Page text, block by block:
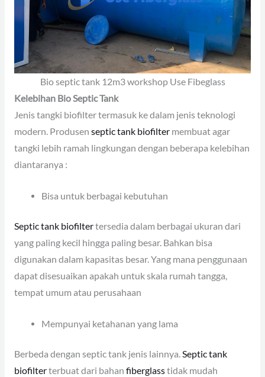
Bio septic tank 12m3 workshop Use Fibeglass
Kelebihan Bio Septic Tank
Jenis tangki biofilter termasuk ke dalam jenis teknologi
modern. Produsen septic tank biofiltermembuat agar
tangki lebih ramah lingkungan dengan beberapa kelebihan
diantaranya :
Bisa untuk berbagai kebutuhan
Septic tank biofiltertersedia dalam berbagai ukuran dari
yang paling kecil hingga paling besar. Bahkan bisa
digunakan dalam kapasitas besar. Yang mana penggunaan
dapat disesuaikan apakah untuk skala rumah tangga,
tempat umum atau perusahaan
Mempunyai ketahanan yang lama
Berbeda dengan septic tank jenis lainnya.Septic tank
biofilterterbuat dari bahan fiberglasstidak mudah